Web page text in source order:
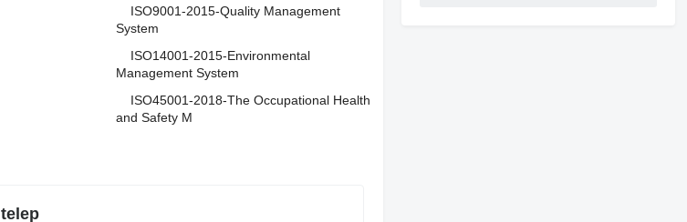
ISO9001-2015-Quality Management
System
ISO14001-2015-Environmental
Management System
ISO45001-2018-The Occupational Health
and Safety M